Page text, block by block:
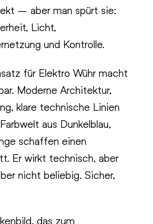
– aber man spürt sie:
Licht,
und Kontrolle.
für Elektro Wühr macht
Moderne Architektur,
klare technische Linien
aus Dunkelblau,
schaffen einen
Er wirkt technisch, aber
nicht beliebig. Sicher,
das zum